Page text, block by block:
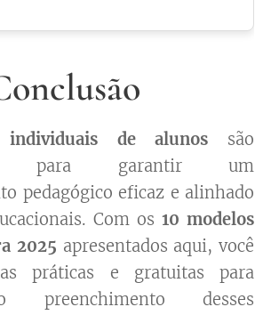
individuais de alunos são
para garantir um
pedagógico eficaz e alinhado
Com os 10 modelos
2025 apresentados aqui, você
práticas e gratuitas para
preenchimento desses